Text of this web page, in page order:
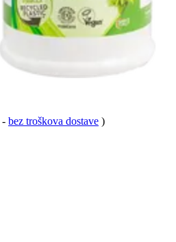
- bez troškova dostave )